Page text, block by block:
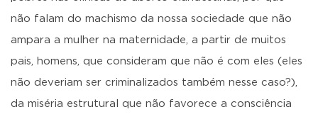
não falam do machismo da nossa sociedade que não
ampara a mulher na maternidade, a partir de muitos
pais, homens, que consideram que não é com eles (eles
não deveriam ser criminalizados também nesse caso?),
da miséria estrutural que não favorece a consciência